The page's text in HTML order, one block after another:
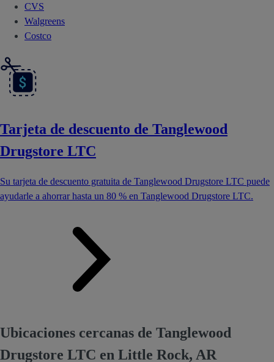
CVS
Walgreens
Costco
Tarjeta de descuento de Tanglewood
Drugstore LTC
Su tarjeta de descuento gratuita de Tanglewood Drugstore LTC puede
ayudarle a ahorrar hasta un 80 % en Tanglewood Drugstore LTC.
Ubicaciones cercanas de Tanglewood
Drugstore LTC en Little Rock, AR